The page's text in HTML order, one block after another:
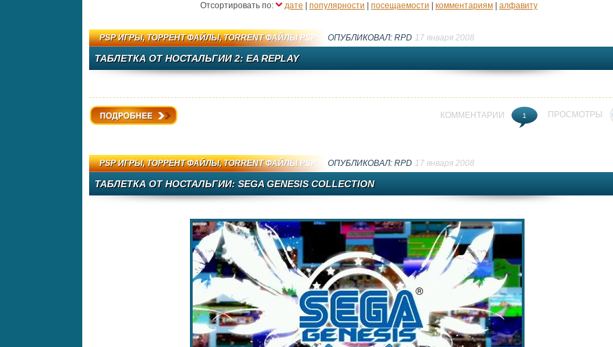
Отсортировать по: дате популярности посещаемости комментариям алфавиту
PSP ИГРЫ,ТОРРЕНТ ФАЙЛЫ,TORRENT ФАЙЛЫ PSP ОПУБЛИКОВАЛ: RPD 17 января 2008
ТАБЛЕТКА ОТ НОСТАЛЬГИИ 2: EA REPLAY
ПРОСМОТРЫ
КОММЕНТАРИИ 1
PSP ИГРЫ,ТОРРЕНТ ФАЙЛЫ,TORRENT ФАЙЛЫ PSP ОПУБЛИКОВАЛ: RPD 17 января 2008
ТАБЛЕТКА ОТ НОСТАЛЬГИИ: SEGA GENESIS COLLECTION